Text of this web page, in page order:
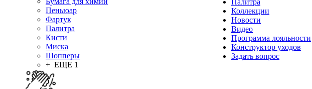
Пеньюар
Фартук
Палитра
Кисти
Миска
Шопперы
+ ЕЩЕ 1
Палитра
Коллекции
Новости
Видео
Программа лояльности
Конструктор уходов
Задать вопрос